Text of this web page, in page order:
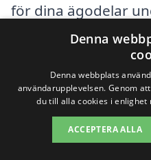
för dina ägodelar
långsiktig lösning
överskott, finns det
närområdet. I
Degerfors,
kan du hitta
Denna
Denna webbplats
användarupplevelsen. Genom
du till alla cookies i enlighet
ACCEPTERA ALLA